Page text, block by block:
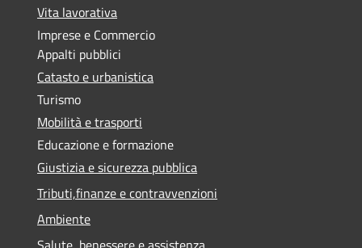
Vita lavorativa
Imprese e Commercio
Appalti pubblici
Catasto e urbanistica
Turismo
Mobilità e trasporti
Educazione e formazione
Giustizia e sicurezza pubblica
Tributi,finanze e contravvenzioni
Ambiente